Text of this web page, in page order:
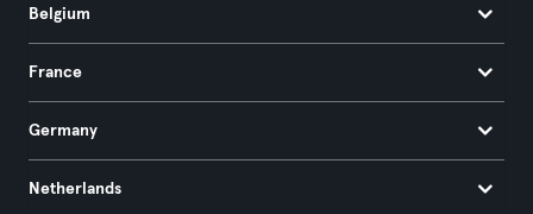
Belgium
France
Germany
Netherlands